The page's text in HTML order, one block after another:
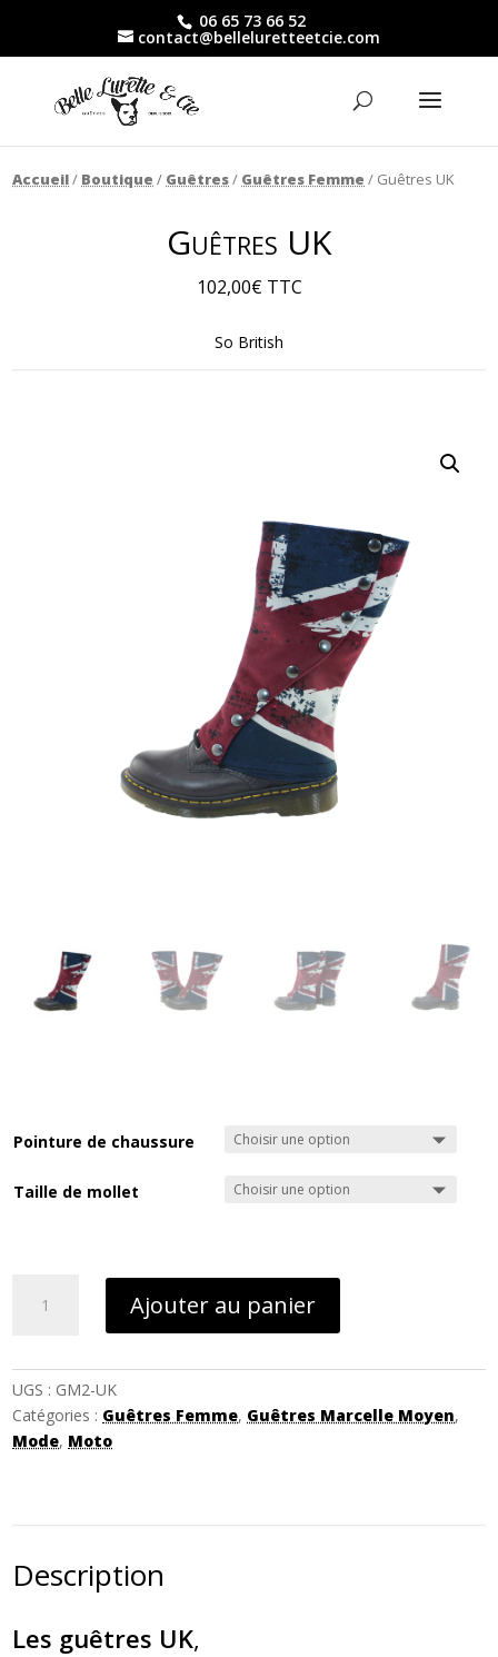
06 65 73 66 52
contact@belleluretteetcie.com
Accueil/ Boutique / Guêtres/ Guêtres Femme / Guêtres UK
Guêtres UK
102,00€ TTC
So British
Pointure de chaussure
Taille de mollet
Ajouter au panier
UGS : GM2-UK
Catégories : Guêtres Femme, Guêtres Marcelle Moyen,
Mode, Moto
Description
Les guêtres UK,